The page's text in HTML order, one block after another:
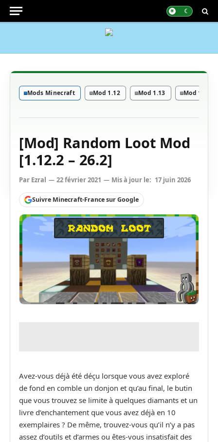
Mods Minecraft Mod 1.12 Mod 1.13 Mod 1.16 -
[Mod] Random Loot Mod
[1.12.2 – 26.2]
Par Ezral 22 février 2021 Mis à jour le: 17 juin 2026
Suivre Minecraft-France sur Google
Avez-vous déjà été déçu lorsque vous avez exploré
de fond en comble un donjon et qu’au final, le butin
que vous trouvez se limite à quelques diamants et un
livre d’enchantement que vous avez déjà en 10
exemplaires ? De même, trouvez-vous qu’il n’y a pas
assez d’outils et d’armes ou êtes-vous insatisfait des